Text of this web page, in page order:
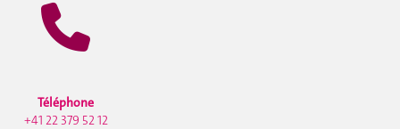
Téléphone
+41 22 379 52 12